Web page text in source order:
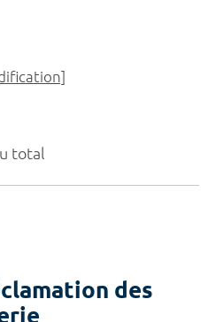
total
des